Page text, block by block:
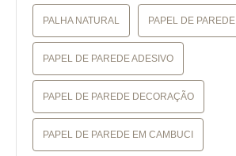
PALHA NATURAL PAPEL DE PAREDE
PAPEL DE PAREDE ADESIVO
PAPEL DE PAREDE DECORAÇÃO
PAPEL DE PAREDE EM CAMBUCI